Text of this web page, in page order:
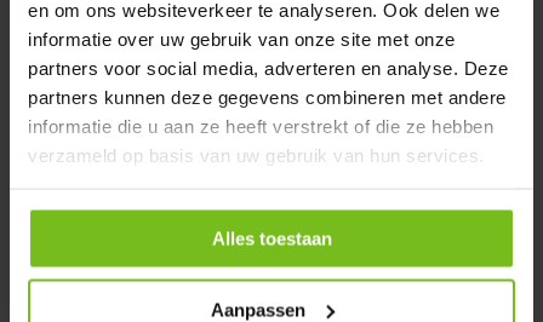
en om ons websiteverkeer te analyseren. Ook delen we
informatie over uw gebruik van onze site met onze
partners voor social media, adverteren en analyse. Deze
partners kunnen deze gegevens combineren met andere
informatie die u aan ze heeft verstrekt of die ze hebben
verzameld op basis van uw gebruik van hun services.
Alles toestaan
Aanpassen
1. Dribbelgate
Dit spel is ontworpen om de dribbelvaardigheden van de
spelers te verbeteren. Verdeel het speelveld in kleine
vierkante gebieden met hoedjesen wijs aan elke speler een
eigen vak toe. Geef elke speler een bal en laat ze binnen hun
Dit spel bevordert behendigheid, balbeheersing en